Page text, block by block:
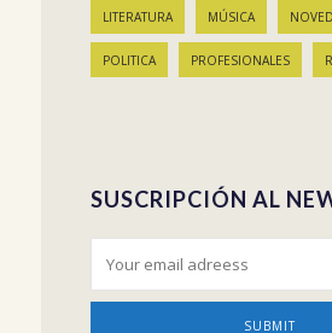
LITERATURA MÚSICA
POLITICA PROFESIONALES
SUSCRIPCIÓN AL